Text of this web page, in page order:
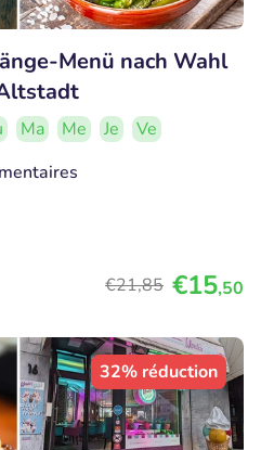
Menü nach Wahl
Ma Me Je
Ve
€21,85 €15,50
32% réduction